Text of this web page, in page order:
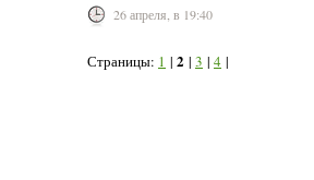
26 апреля, в 19:40
Страницы: 1 | 2 | 3 | 4 |